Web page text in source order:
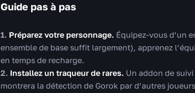
Guide pas à pas
Préparez votre personnage. Équipez-vous d’un
ensemble de base suffit largement), apprenez
en temps de recharge.
Installez un traqueur de rares. Un addon de
montrera la détection de Gorok par d’autres